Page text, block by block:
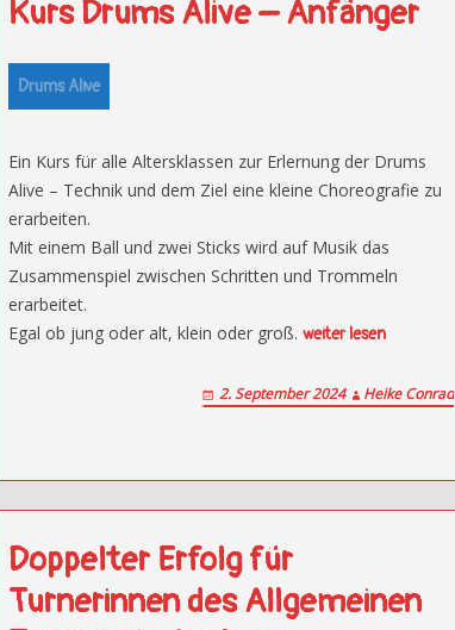
Kurs Drums Alive – Anfänger
Drums Alive
Ein Kurs für alle Altersklassen zur Erlernung der Drums
Alive – Technik und dem Ziel eine kleine Choreografie zu
erarbeiten.
Mit einem Ball und zwei Sticks wird auf Musik das
Zusammenspiel zwischen Schritten und Trommeln
erarbeitet.
Egal ob jung oder alt, klein oder groß. weiter lesen
2. September 2024 Heike Conrad
Doppelter Erfolg für
Turnerinnen des Allgemeinen